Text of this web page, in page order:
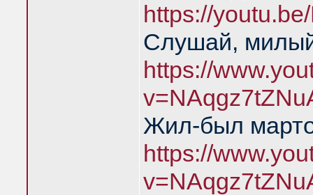
https://
Слушай,
https://
Жил-был
https://